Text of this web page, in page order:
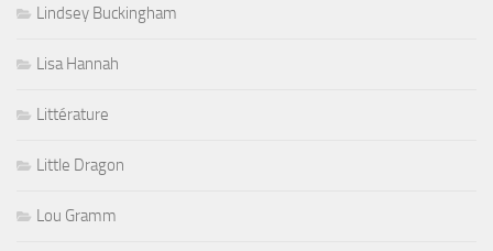
Lindsey Buckingham
Lisa Hannah
Littérature
Little Dragon
Lou Gramm